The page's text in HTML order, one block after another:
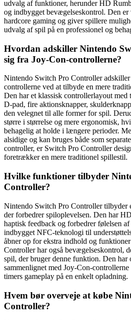
udvalg af funktioner, herunder HD
og indbygget bevægelseskontrol. Den er
hardcore gaming og giver spillere
udvalg af spil på en professionel og
Hvordan adskiller Nintendo
sig fra Joy-Con-controllerne?
Nintendo Switch Pro Controller
controllerne ved at tilbyde en mere
Den har et klassisk controllerlayout med
D-pad, fire aktionsknapper,
den velegnet til alle former for spil.
større i størrelse og mere ergonomisk,
behagelig at holde i længere perioder.
alsidige og kan bruges både som
controller, er Switch Pro Controller
foretrækker en mere traditionel spillestil.
Hvilke funktioner tilbyder
Controller?
Nintendo Switch Pro Controller tilbyder
der forbedrer spiloplevelsen. Den har
haptisk feedback og forbedrer følelsen
indbygget NFC-teknologi til
åbner op for ekstra indhold og
Controller har også bevægelseskontrol,
spil, der bruger denne funktion. Den har
sammenlignet med Joy-Con-
timers gameplay på en enkelt opladning.
Hvem bør overveje at købe
Controller?